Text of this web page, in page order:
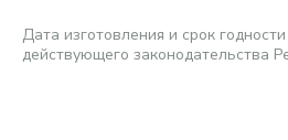
Дата изготовления и срок
действующего законодательства